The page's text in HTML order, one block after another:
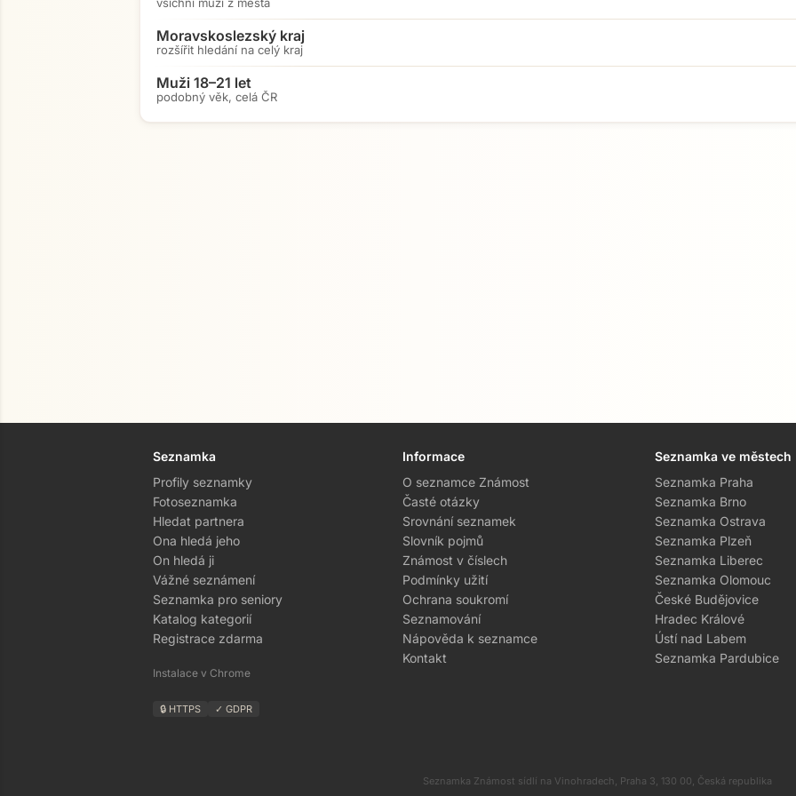
Moravskoslezský kraj
rozšířit hledání na celý kraj
Muži 18–21 let
podobný věk, celá ČR
Seznamka
Profily seznamky
Fotoseznamka
Hledat partnera
Ona hledá jeho
On hledá ji
Vážné seznámení
Seznamka pro seniory
Katalog kategorií
Registrace zdarma
Instalace v Chrome
🔒 HTTPS ✓ GDPR
Informace
O seznamce Známost
Časté otázky
Srovnání seznamek
Slovník pojmů
Známost v číslech
Podmínky užití
Ochrana soukromí
Seznamování
Nápověda k seznamce
Kontakt
Seznamka ve městech
Seznamka Praha
Seznamka Brno
Seznamka Ostrava
Seznamka Plzeň
Seznamka Liberec
Seznamka Olomouc
České Budějovice
Hradec Králové
Ústí nad Labem
Seznamka Pardubice
Seznamka Známost sídlí na Vinohradech, Praha 3, 130 00, Česká republika